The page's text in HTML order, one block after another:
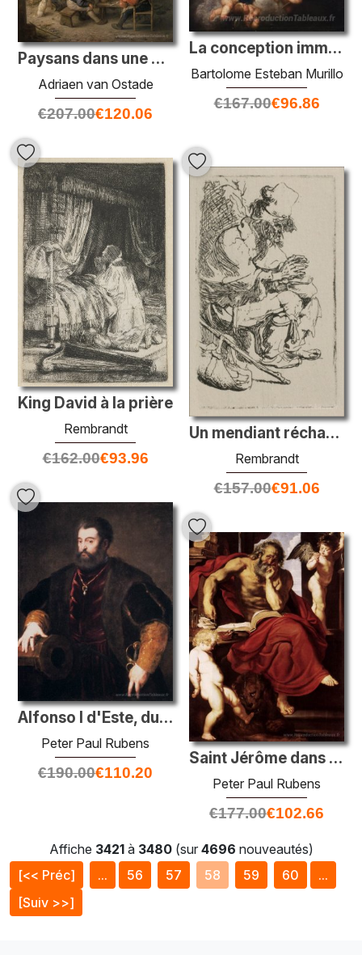
La conception immaculée
Bartolome Esteban Murillo
€167.00€96.86
Paysans dans une auberge
Adriaen van Ostade
€207.00€120.06
King David à la prière
Rembrandt
€162.00€93.96
Un mendiant réchauffant ses mains sur un plat de frottement
Rembrandt
€157.00€91.06
Alfonso I d'Este, duc de Ferrara
Peter Paul Rubens
€190.00€110.20
Saint Jérôme dans son ermitage
Peter Paul Rubens
€177.00€102.66
Affiche 3421à 3480(sur 4696 nouveautés)
[<< Préc]
... 56 57 58 59 60
...
[Suiv >>]